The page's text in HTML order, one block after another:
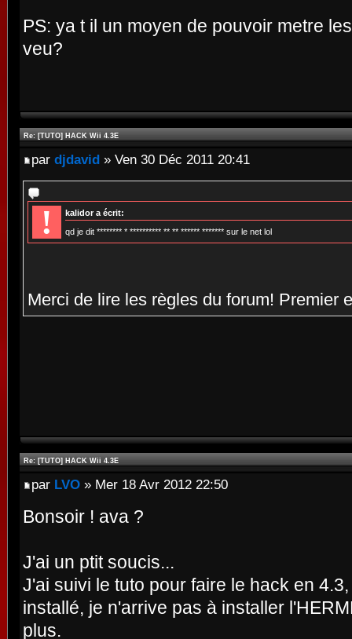
PS: ya t il un moyen de pouvoir metre
veu?
Re: [TUTO] HACK Wii 4.3E
par djdavid » Ven 30 Déc 2011 20:41
!
kalidor a écrit:
qd je dit ******** * ********** ** ** ****** ******* sur le net lol
Merci de lire les règles du forum! Premier
Re: [TUTO] HACK Wii 4.3E
par LVO » Mer 18 Avr 2012 22:50
Bonsoir ! ava ?
J'ai un ptit soucis...
J'ai suivi le tuto pour faire le hack en
installé, je n'arrive pas à installer
plus.